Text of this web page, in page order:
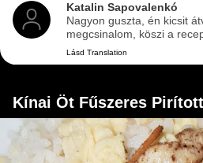
Katalin Sapovalenkó
Nagyon guszta, én kicsit
megcsinalom, köszi a
Lásd Translation
Kínai Öt Fűszeres